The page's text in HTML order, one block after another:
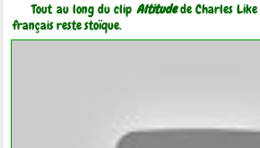
Tout au long du clip Altitudede Charles Like
français reste stoïque.